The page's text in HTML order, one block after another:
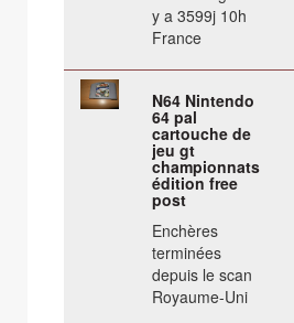
y a 3599j 10h
France
N64 Nintendo
64 pal
cartouche de
jeu gt
championnats
édition free
post
Enchères
terminées
depuis le scan
Royaume-Uni